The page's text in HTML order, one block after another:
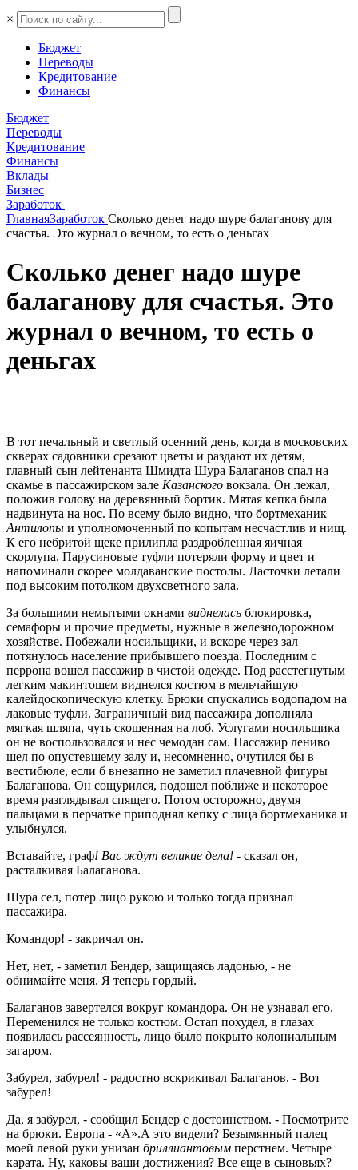
×
Бюджет
Переводы
Кредитование
Финансы
Бюджет
Переводы
Кредитование
Финансы
Вклады
Бизнес
Заработок
ГлавнаяЗаработок Сколько денег надо шуре балаганову для
счастья. Это журнал о вечном, то есть о деньгах
Сколько денег надо шуре
балаганову для счастья. Это
журнал о вечном, то есть о
деньгах
В тот печальный и светлый осенний день, когда в московских
скверах садовники срезают цветы и раздают их детям,
главный сын лейтенанта Шмидта Шура Балаганов спал на
скамье в пассажирском зале Казанского вокзала. Он лежал,
положив голову на деревянный бортик. Мятая кепка была
надвинута на нос. По всему было видно, что бортмеханик
Антилопы и уполномоченный по копытам несчастлив и нищ.
К его небритой щеке прилипла раздробленная яичная
скорлупа. Парусиновые туфли потеряли форму и цвет и
напоминали скорее молдаванские постолы. Ласточки летали
под высоким потолком двухсветного зала.
За большими немытыми окнами виднелась блокировка,
семафоры и прочие предметы, нужные в железнодорожном
хозяйстве. Побежали носильщики, и вскоре через зал
потянулось население прибывшего поезда. Последним с
перрона вошел пассажир в чистой одежде. Под расстегнутым
легким макинтошем виднелся костюм в мельчайшую
калейдоскопическую клетку. Брюки спускались водопадом на
лаковые туфли. Заграничный вид пассажира дополняла
мягкая шляпа, чуть скошенная на лоб. Услугами носильщика
он не воспользовался и нес чемодан сам. Пассажир лениво
шел по опустевшему залу и, несомненно, очутился бы в
вестибюле, если б внезапно не заметил плачевной фигуры
Балаганова. Он сощурился, подошел поближе и некоторое
время разглядывал спящего. Потом осторожно, двумя
пальцами в перчатке приподнял кепку с лица бортмеханика и
улыбнулся.
Вставайте, граф! Вас ждут великие дела! - сказал он,
расталкивая Балаганова.
Шура сел, потер лицо рукою и только тогда признал
пассажира.
Командор! - закричал он.
Нет, нет, - заметил Бендер, защищаясь ладонью, - не
обнимайте меня. Я теперь гордый.
Балаганов завертелся вокруг командора. Он не узнавал его.
Переменился не только костюм. Остап похудел, в глазах
появилась рассеянность, лицо было покрыто колониальным
загаром.
Забурел, забурел! - радостно вскрикивал Балаганов. - Вот
забурел!
Да, я забурел, - сообщил Бендер с достоинством. - Посмотрите
на брюки. Европа - «А».А это видели? Безымянный палец
моей левой руки унизан бриллиантовым перстнем. Четыре
карата. Ну, каковы ваши достижения? Все еще в сыновьях?